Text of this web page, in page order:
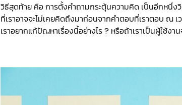
วิธีสุดท้าย คือ การตั้งคำถามกระตุ้นความคิด เป็นอีกหนึ่
ที่เราอาจจะไม่เคยคิดถึงมาก่อนจากคำตอบที่เราตอบ ณ
เราอยากแก้ปัญหาเรื่องนี้อย่างไร ? หรือถ้าเราเป็นผู้ใช้งา